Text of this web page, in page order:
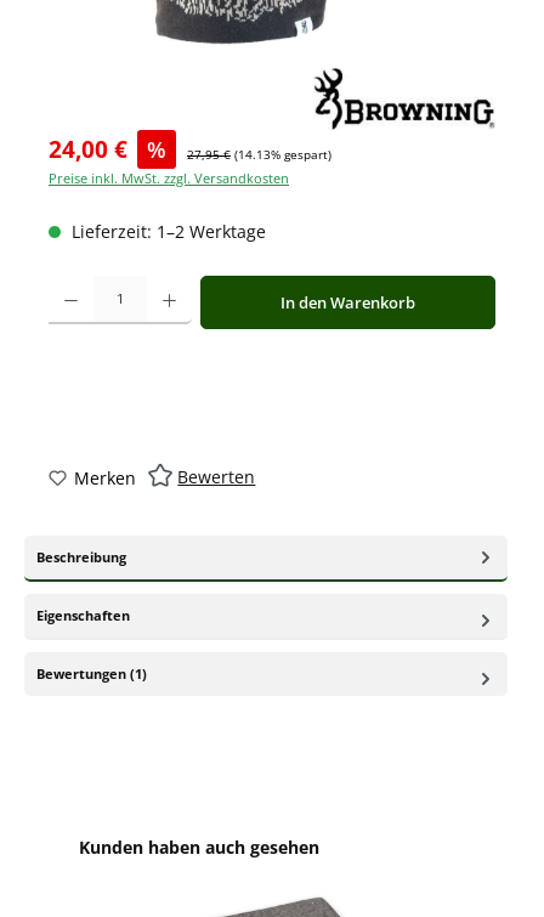
24,00 € % 27,95 € (14.13% gespart)
Preise inkl. MwSt. zzgl. Versandkosten
Lieferzeit: 1–2 Werktage
Produkt Anzahl: Gib den gewünschten Wert ein oder benutze die
In den Warenkorb
Merken Bewerten
Beschreibung
Eigenschaften
Bewertungen (1)
Produktgalerie überspringen
Kunden haben auch gesehen